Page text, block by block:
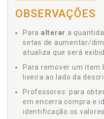
OBSERVAÇÕES
Para alterar a
setas de aumentar/
atualiza que será
Para remover um item
lixeira ao lado da
Professores: para
em encerra compra e
identificação os